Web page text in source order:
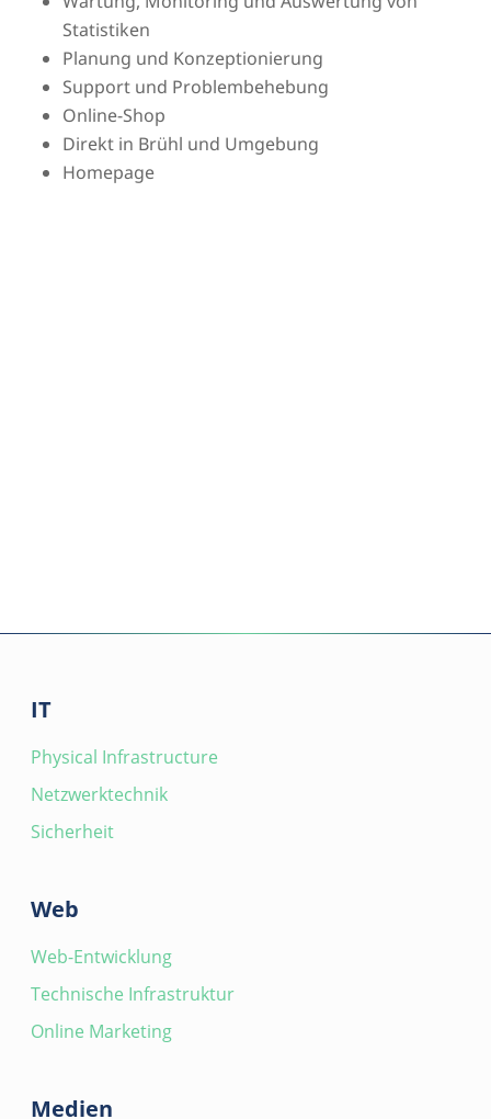
Statistiken
Planung und Konzeptionierung
Support und Problembehebung
Online-Shop
Direkt in Brühl und Umgebung
Homepage
IT
Physical Infrastructure
Netzwerktechnik
Sicherheit
Web
Web-Entwicklung
Technische Infrastruktur
Online Marketing
Medien